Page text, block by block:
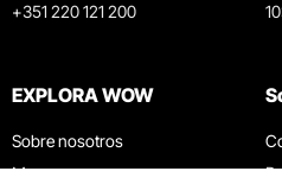
+351 220 121 200
EXPLORA WOW
Sobre nosotros
Museos